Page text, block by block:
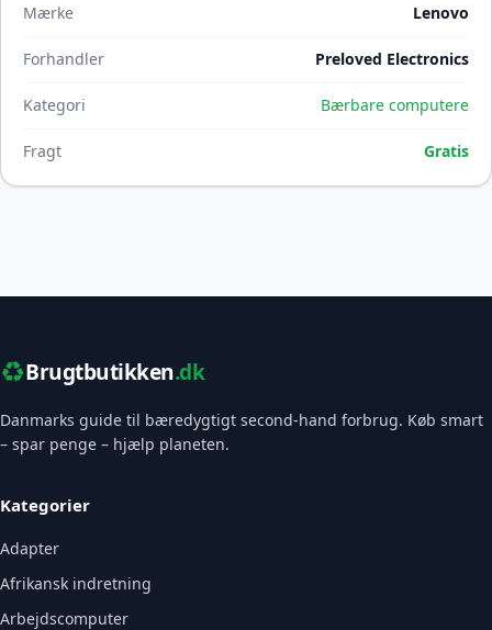
Mærke Lenovo
Forhandler Preloved Electronics
Kategori Bærbare computere
Fragt Gratis
♻️Brugtbutikken.dk
Danmarks guide til bæredygtigt second-hand forbrug. Køb smart
– spar penge – hjælp planeten.
Kategorier
Adapter
Afrikansk indretning
Arbejdscomputer